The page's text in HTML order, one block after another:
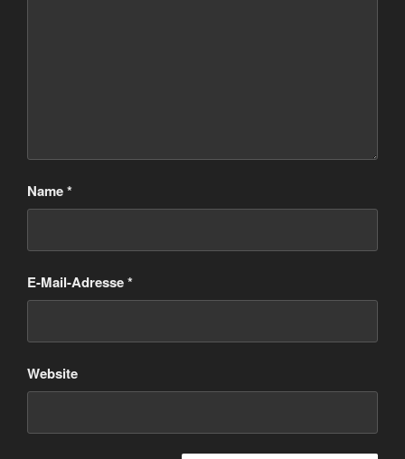
Name*
E-Mail-Adresse*
Website